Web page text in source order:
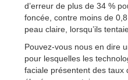
d’erreur de plus de 34 %
foncée, contre moins de
peau claire, lorsqu’ils
Pouvez-vous nous en dire
pour lesquelles les
faciale présentent des taux